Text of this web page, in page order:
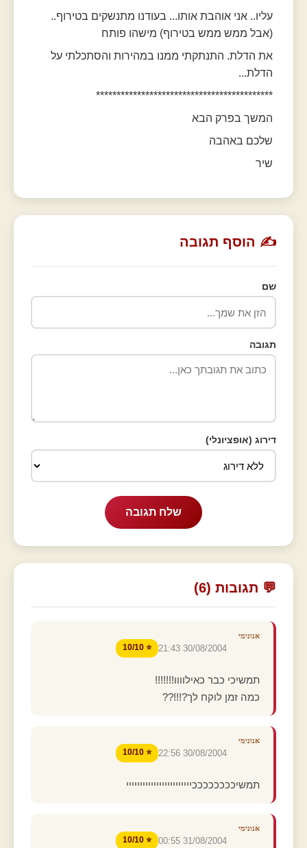
עליו.. אני אוהבת אותו... בעודנו מתנשקים בטירוף..
(אבל ממש ממש בטירוף) מישהו פותח
את הדלת. התנתקתי ממנו במהירות והסתכלתי על
הדלת...
*******************************************
המשך בפרק הבא
שלכם באהבה
שיר
✍️ הוסף תגובה
שם
תגובה
דירוג (אופציונלי)
שלח תגובה
💬 תגובות (6)
אנונימי
30/08/2004 21:43
⭐ 10/10
תמשיכי כבר כאילוווו!!!!!!!
כמה זמן לוקח לך?!!!??
אנונימי
30/08/2004 22:56
⭐ 10/10
תמשיככככככככיייייייייייייייייייייייי
אנונימי
31/08/2004 00:55
⭐ 10/10